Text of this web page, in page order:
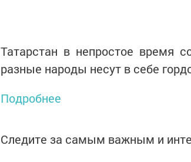
Татарстан в непростое время
разные народы несут в себе
Подробнее
Следите за самым важным и